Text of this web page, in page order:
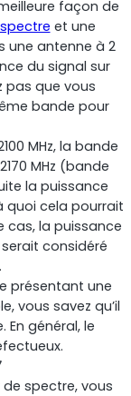
façon de
et une
une antenne à 2
du signal sur
pas que vous
bande pour
MHz, la bande
MHz (bande
la puissance
quoi cela pourrait
cas, la puissance
considéré
présentant une
vous savez qu’il
général, le
de spectre, vous